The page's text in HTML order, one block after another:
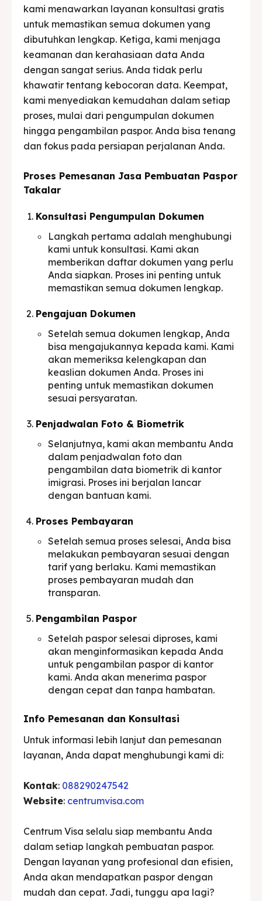
kami menawarkan layanan konsultasi gratis
untuk memastikan semua dokumen yang
dibutuhkan lengkap. Ketiga, kami menjaga
keamanan dan kerahasiaan data Anda
dengan sangat serius. Anda tidak perlu
khawatir tentang kebocoran data. Keempat,
kami menyediakan kemudahan dalam setiap
proses, mulai dari pengumpulan dokumen
hingga pengambilan paspor. Anda bisa tenang
dan fokus pada persiapan perjalanan Anda.
Proses Pemesanan Jasa Pembuatan Paspor
Takalar
Konsultasi Pengumpulan Dokumen
Langkah pertama adalah menghubungi
kami untuk konsultasi. Kami akan
memberikan daftar dokumen yang perlu
Anda siapkan. Proses ini penting untuk
memastikan semua dokumen lengkap.
Pengajuan Dokumen
Setelah semua dokumen lengkap, Anda
bisa mengajukannya kepada kami. Kami
akan memeriksa kelengkapan dan
keaslian dokumen Anda. Proses ini
penting untuk memastikan dokumen
sesuai persyaratan.
Penjadwalan Foto & Biometrik
Selanjutnya, kami akan membantu Anda
dalam penjadwalan foto dan
pengambilan data biometrik di kantor
imigrasi. Proses ini berjalan lancar
dengan bantuan kami.
Proses Pembayaran
Setelah semua proses selesai, Anda bisa
melakukan pembayaran sesuai dengan
tarif yang berlaku. Kami memastikan
proses pembayaran mudah dan
transparan.
Pengambilan Paspor
Setelah paspor selesai diproses, kami
akan menginformasikan kepada Anda
untuk pengambilan paspor di kantor
kami. Anda akan menerima paspor
dengan cepat dan tanpa hambatan.
Info Pemesanan dan Konsultasi
Untuk informasi lebih lanjut dan pemesanan
layanan, Anda dapat menghubungi kami di:
Kontak: 088290247542
Website: centrumvisa.com
Centrum Visa selalu siap membantu Anda
dalam setiap langkah pembuatan paspor.
Dengan layanan yang profesional dan efisien,
Anda akan mendapatkan paspor dengan
mudah dan cepat. Jadi, tunggu apa lagi?